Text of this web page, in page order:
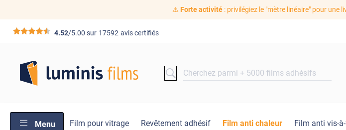
⚠️ Forte activité: privilégiez le "mètre linéaire" pour une
*****4.52/5.00 sur 17592 avis certifiés
Menu Film pour vitrage Revêtement adhésif Film anti chaleur Film anti vis-